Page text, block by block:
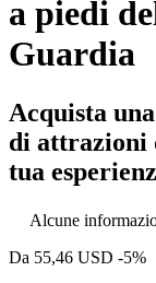
a piedi
Guardia
Acquista
di attrazioni
tua
Alcune
Da 55,46 USD -5%